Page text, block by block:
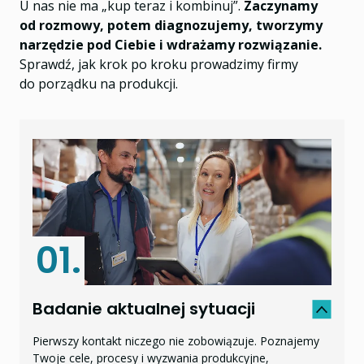
Efekt finansowy
10%
10%
oszczędność na zasobach
8-12%
oszczędność kosztów operacyjnych
U nas nie ma „kup teraz i kombinuj”. Zaczynamy
od rozmowy, potem diagnozujemy, tworzymy
narzędzie pod Ciebie i wdrażamy rozwiązanie.
Sprawdź, jak krok po kroku prowadzimy firmy
do porządku na produkcji.
01.
Badanie aktualnej sytuacji
Pierwszy kontakt niczego nie zobowiązuje. Poznajemy
Twoje cele, procesy i wyzwania produkcyjne,